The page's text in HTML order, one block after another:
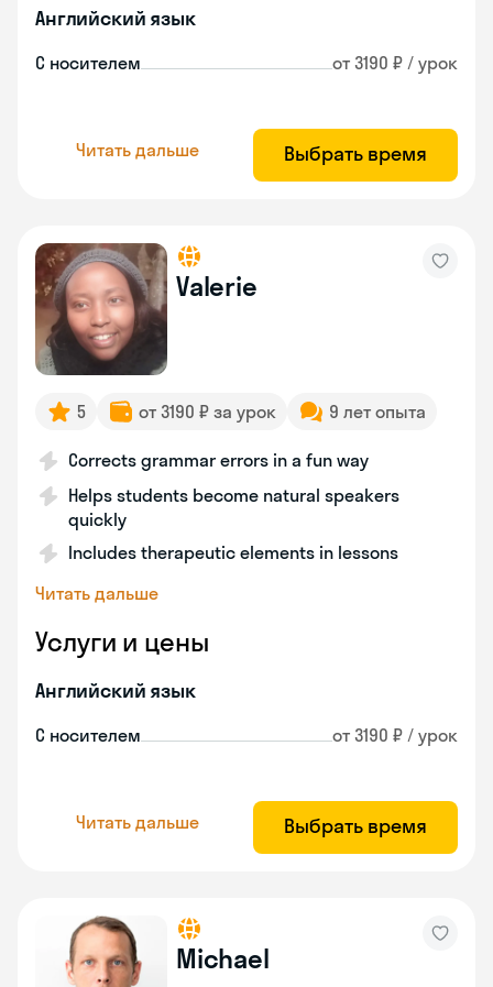
Английский язык
С носителем от 3190 ₽ / урок
Читать дальше Выбрать время
Valerie
5 от 3190 ₽ за урок 9 лет опыта
Corrects grammar errors in a fun way
Helps students become natural speakers
quickly
Includes therapeutic elements in lessons
Читать дальше
Услуги и цены
Английский язык
С носителем от 3190 ₽ / урок
Читать дальше Выбрать время
Michael